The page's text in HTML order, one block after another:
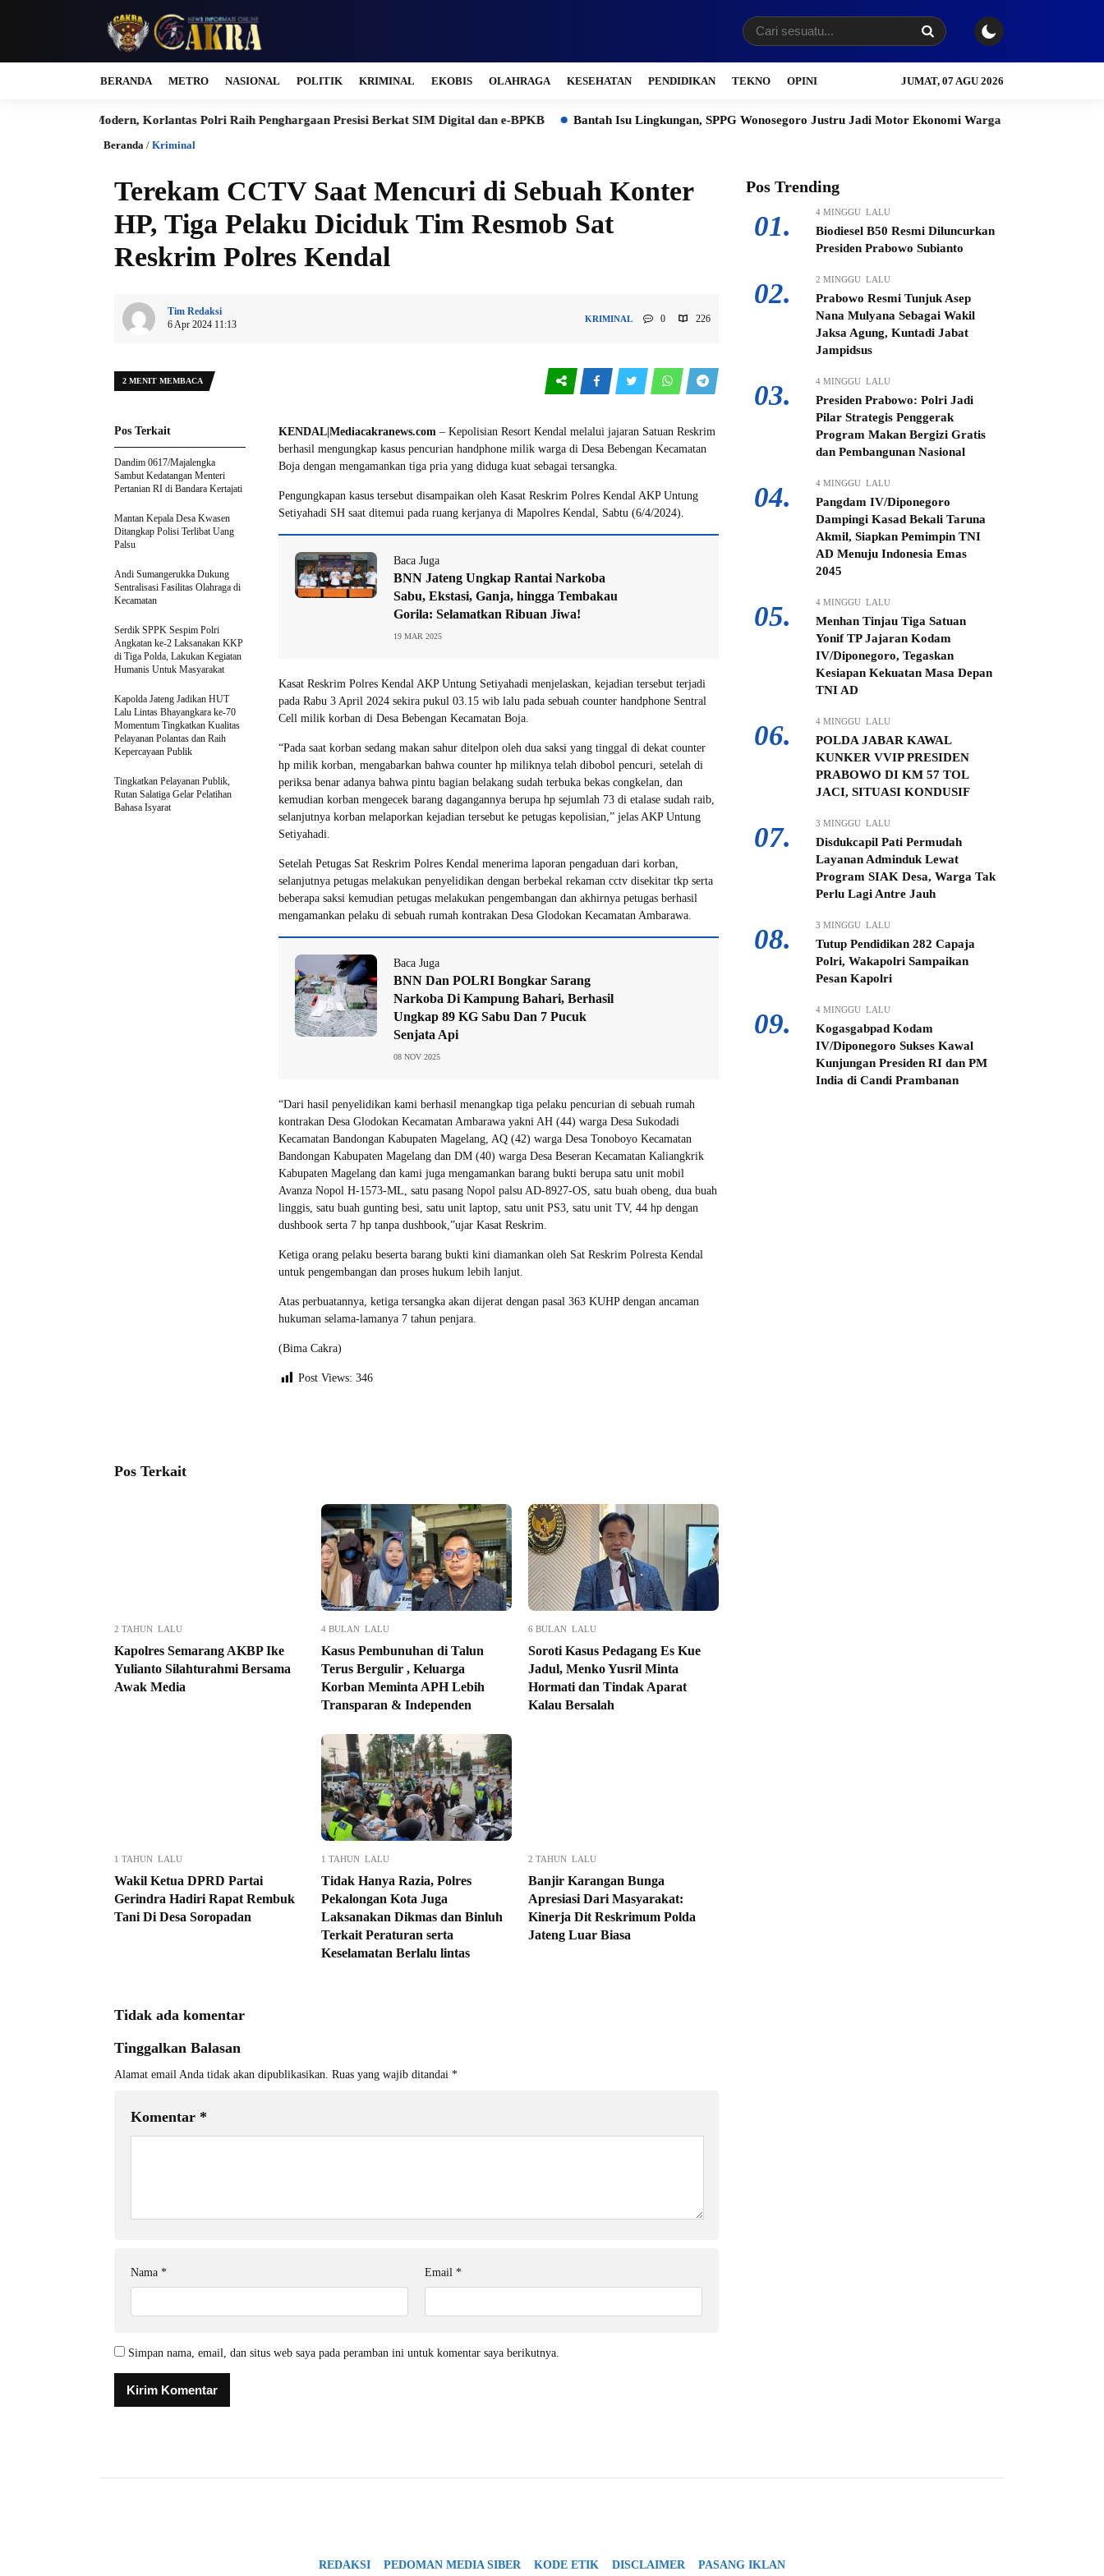
BERANDA METRO NASIONAL POLITIK KRIMINAL EKOBIS OLAHRAGA KESEHATAN PENDIDIKAN TEKNO OPINI JUMAT, 07 AGU 2026
Modern, Korlantas Polri Raih Penghargaan Presisi Berkat SIM Digital dan e-BPKB Bantah Isu Lingkungan, SPPG Wonosegoro Justru Jadi Motor Ekonomi Warga Boyolali Wali Kota
Beranda / Kriminal
Terekam CCTV Saat Mencuri di Sebuah Konter
HP, Tiga Pelaku Diciduk Tim Resmob Sat
Reskrim Polres Kendal
Tim Redaksi
6 Apr 2024 11:13
KRIMINAL 0 226
2 MENIT MEMBACA
KENDAL|Mediacakranews.com – Kepolisian Resort Kendal melalui jajaran Satuan Reskrim
berhasil mengungkap kasus pencurian handphone milik warga di Desa Bebengan Kecamatan
Boja dengan mengamankan tiga pria yang diduga kuat sebagai tersangka.
Pengungkapan kasus tersebut disampaikan oleh Kasat Reskrim Polres Kendal AKP Untung
Setiyahadi SH saat ditemui pada ruang kerjanya di Mapolres Kendal, Sabtu (6/4/2024).
Baca Juga
BNN Jateng Ungkap Rantai Narkoba
Sabu, Ekstasi, Ganja, hingga Tembakau
Gorila: Selamatkan Ribuan Jiwa!
19 MAR 2025
Kasat Reskrim Polres Kendal AKP Untung Setiyahadi menjelaskan, kejadian tersebut terjadi
pada Rabu 3 April 2024 sekira pukul 03.15 wib lalu pada sebuah counter handphone Sentral
Cell milik korban di Desa Bebengan Kecamatan Boja.
“Pada saat korban sedang makan sahur ditelpon oleh dua saksi yang tinggal di dekat counter
hp milik korban, mengabarkan bahwa counter hp miliknya telah dibobol pencuri, setelah di
periksa benar adanya bahwa pintu bagian belakang sudah terbuka bekas congkelan, dan
kemudian korban mengecek barang dagangannya berupa hp sejumlah 73 di etalase sudah raib,
selanjutnya korban melaporkan kejadian tersebut ke petugas kepolisian,” jelas AKP Untung
Setiyahadi.
Setelah Petugas Sat Reskrim Polres Kendal menerima laporan pengaduan dari korban,
selanjutnya petugas melakukan penyelidikan dengan berbekal rekaman cctv disekitar tkp serta
beberapa saksi kemudian petugas melakukan pengembangan dan akhirnya petugas berhasil
mengamankan pelaku di sebuah rumah kontrakan Desa Glodokan Kecamatan Ambarawa.
Baca Juga
BNN Dan POLRI Bongkar Sarang
Narkoba Di Kampung Bahari, Berhasil
Ungkap 89 KG Sabu Dan 7 Pucuk
Senjata Api
08 NOV 2025
“Dari hasil penyelidikan kami berhasil menangkap tiga pelaku pencurian di sebuah rumah
kontrakan Desa Glodokan Kecamatan Ambarawa yakni AH (44) warga Desa Sukodadi
Kecamatan Bandongan Kabupaten Magelang, AQ (42) warga Desa Tonoboyo Kecamatan
Bandongan Kabupaten Magelang dan DM (40) warga Desa Beseran Kecamatan Kaliangkrik
Kabupaten Magelang dan kami juga mengamankan barang bukti berupa satu unit mobil
Avanza Nopol H-1573-ML, satu pasang Nopol palsu AD-8927-OS, satu buah obeng, dua buah
linggis, satu buah gunting besi, satu unit laptop, satu unit PS3, satu unit TV, 44 hp dengan
dushbook serta 7 hp tanpa dushbook,”ujar Kasat Reskrim.
Ketiga orang pelaku beserta barang bukti kini diamankan oleh Sat Reskrim Polresta Kendal
untuk pengembangan dan proses hukum lebih lanjut.
Atas perbuatannya, ketiga tersangka akan dijerat dengan pasal 363 KUHP dengan ancaman
hukuman selama-lamanya 7 tahun penjara.
(Bima Cakra)
Post Views: 346
Pos Terkait
Dandim 0617/Majalengka
Sambut Kedatangan Menteri
Pertanian RI di Bandara Kertajati
Mantan Kepala Desa Kwasen
Ditangkap Polisi Terlibat Uang
Palsu
Andi Sumangerukka Dukung
Sentralisasi Fasilitas Olahraga di
Kecamatan
Serdik SPPK Sespim Polri
Angkatan ke-2 Laksanakan KKP
di Tiga Polda, Lakukan Kegiatan
Humanis Untuk Masyarakat
Kapolda Jateng Jadikan HUT
Lalu Lintas Bhayangkara ke-70
Momentum Tingkatkan Kualitas
Pelayanan Polantas dan Raih
Kepercayaan Publik
Tingkatkan Pelayanan Publik,
Rutan Salatiga Gelar Pelatihan
Bahasa Isyarat
Pos Terkait
2 TAHUN LALU
Kapolres Semarang AKBP Ike
Yulianto Silahturahmi Bersama
Awak Media
4 BULAN LALU
Kasus Pembunuhan di Talun
Terus Bergulir , Keluarga
Korban Meminta APH Lebih
Transparan & Independen
6 BULAN LALU
Soroti Kasus Pedagang Es Kue
Jadul, Menko Yusril Minta
Hormati dan Tindak Aparat
Kalau Bersalah
1 TAHUN LALU
Wakil Ketua DPRD Partai
Gerindra Hadiri Rapat Rembuk
Tani Di Desa Soropadan
1 TAHUN LALU
Tidak Hanya Razia, Polres
Pekalongan Kota Juga
Laksanakan Dikmas dan Binluh
Terkait Peraturan serta
Keselamatan Berlalu lintas
2 TAHUN LALU
Banjir Karangan Bunga
Apresiasi Dari Masyarakat:
Kinerja Dit Reskrimum Polda
Jateng Luar Biasa
Tidak ada komentar
Tinggalkan Balasan
Alamat email Anda tidak akan dipublikasikan. Ruas yang wajib ditandai *
Komentar *
Nama * Email *
Simpan nama, email, dan situs web saya pada peramban ini untuk komentar saya berikutnya.
Pos Trending
01. 4 MINGGU LALU
Biodiesel B50 Resmi Diluncurkan
Presiden Prabowo Subianto
02. 2 MINGGU LALU
Prabowo Resmi Tunjuk Asep
Nana Mulyana Sebagai Wakil
Jaksa Agung, Kuntadi Jabat
Jampidsus
03. 4 MINGGU LALU
Presiden Prabowo: Polri Jadi
Pilar Strategis Penggerak
Program Makan Bergizi Gratis
dan Pembangunan Nasional
04. 4 MINGGU LALU
Pangdam IV/Diponegoro
Dampingi Kasad Bekali Taruna
Akmil, Siapkan Pemimpin TNI
AD Menuju Indonesia Emas
2045
05. 4 MINGGU LALU
Menhan Tinjau Tiga Satuan
Yonif TP Jajaran Kodam
IV/Diponegoro, Tegaskan
Kesiapan Kekuatan Masa Depan
TNI AD
06. 4 MINGGU LALU
POLDA JABAR KAWAL
KUNKER VVIP PRESIDEN
PRABOWO DI KM 57 TOL
JACI, SITUASI KONDUSIF
07. 3 MINGGU LALU
Disdukcapil Pati Permudah
Layanan Adminduk Lewat
Program SIAK Desa, Warga Tak
Perlu Lagi Antre Jauh
08. 3 MINGGU LALU
Tutup Pendidikan 282 Capaja
Polri, Wakapolri Sampaikan
Pesan Kapolri
09. 4 MINGGU LALU
Kogasgabpad Kodam
IV/Diponegoro Sukses Kawal
Kunjungan Presiden RI dan PM
India di Candi Prambanan
REDAKSI PEDOMAN MEDIA SIBER KODE ETIK DISCLAIMER PASANG IKLAN